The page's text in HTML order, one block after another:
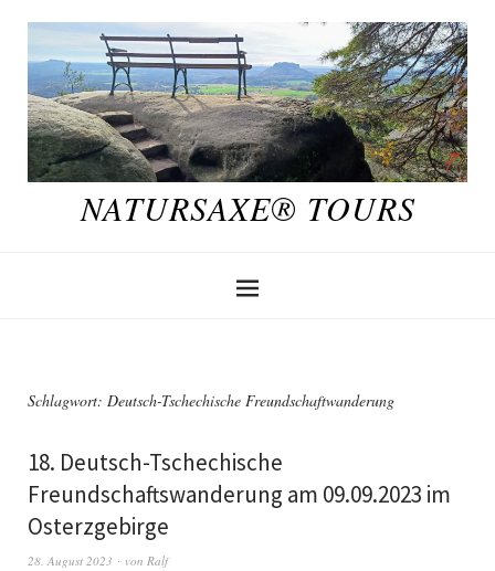
NATURSAXE® TOURS
Schlagwort: Deutsch-Tschechische Freundschaftwanderung
18. Deutsch-Tschechische
Freundschaftswanderung am 09.09.2023 im
Osterzgebirge
28. August 2023 von Ralf